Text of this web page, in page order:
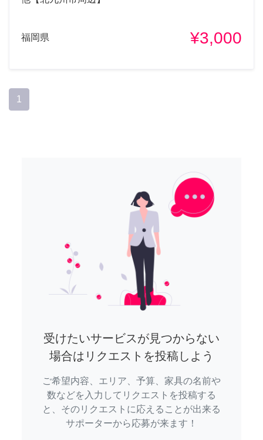
福岡県 ¥3,000
1
受けたいサービスが見つからない
場合はリクエストを投稿しよう
ご希望内容、エリア、予算、家具の名前や
数などを入力してリクエストを投稿する
と、そのリクエストに応えることが出来る
サポーターから応募が来ます！